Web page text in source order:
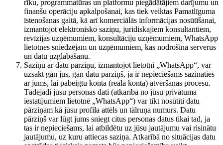
rīku, programmatūras un platformu piegādātājiem darījumu un
finanšu operāciju apkalpošanai, kas tiek veiktas Pamatlīguma
īstenošanas gaitā, kā arī komerciālās informācijas nosūtīšanai,
izmantojot elektronisko saziņu, juridiskajiem konsultantiem,
revīzijas uzņēmumiem, konsultāciju uzņēmumiem, WhatsApp
lietotnes sniedzējam un uzņēmumiem, kas nodrošina serverus
un datu uzglabāšanu.
Saziņu ar datu pārziņu, izmantojot lietotni „WhatsApp“, var
uzsākt gan jūs, gan datu pārziņš, ja ir nepieciešams sazināties
ar jums, lai pabeigtu konta (reālā konta) atvēršanas procesu.
Tādējādi jūsu personas dati (atkarībā no jūsu privātuma
iestatījumiem lietotnē „WhatsApp“) var tikt nosūtīti datu
pārziņam kā jūsu profila attēls un tālruņa numurs. Datu
pārziņš var lūgt jums sniegt citus personas datus tikai tad, ja
tas ir nepieciešams, lai atbildētu uz jūsu jautājumu vai risinātu
jautājumu, uz kuru attiecas saziņa. Atkarībā no situācijas datu